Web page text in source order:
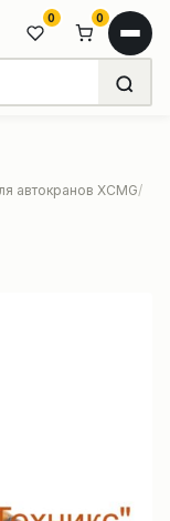
0 0
автокранов XCMG